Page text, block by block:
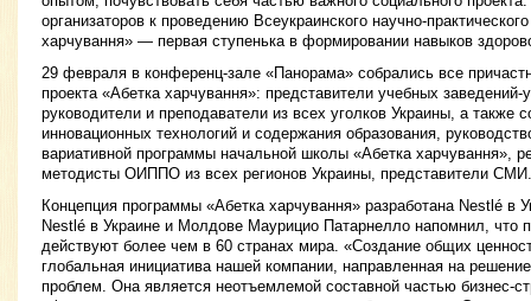
организаторов к проведению Всеукраинского научно-
харчування» — первая ступенька в формировании навыков
29 февраля в конференц-зале «Панорама» собрались все
проекта «Абетка харчування»: представители учебных
руководители и преподаватели из всех уголков Украины, а также
инновационных технологий и содержания образования,
вариативной программы начальной школы «Абетка харчування»,
методисты ОИППО из всех регионов Украины, представители СМИ.
Концепция программы «Абетка харчування» разработана Nestlé в
Nestlé в Украине и Молдове Маурицио Патарнелло напомнил, что
действуют более чем в 60 странах мира. «Создание общих
глобальная инициатива нашей компании, направленная на
проблем. Она является неотъемлемой составной частью бизнес-